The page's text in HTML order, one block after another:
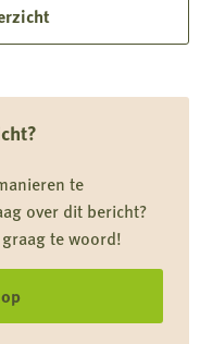
te
over dit bericht?
te woord!